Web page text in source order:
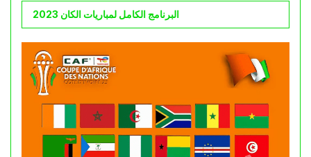
البرنامج الكامل لمباريات الكان 2023